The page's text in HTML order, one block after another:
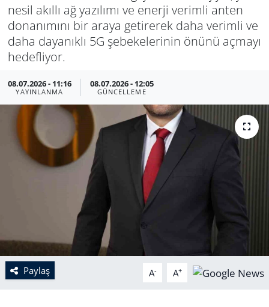
nesil akıllı ağ yazılımı ve enerji verimli anten
donanımını bir araya getirerek daha verimli ve
daha dayanıklı 5G şebekelerinin önünü açmayı
hedefliyor.
08.07.2026 - 11:16
YAYINLANMA
08.07.2026 - 12:05
GÜNCELLEME
Paylaş A- A+